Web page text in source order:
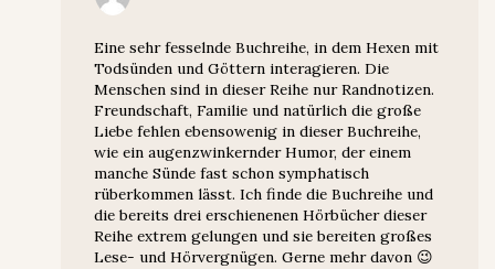
Eine sehr fesselnde Buchreihe, in dem Hexen mit
Todsünden und Göttern interagieren. Die
Menschen sind in dieser Reihe nur Randnotizen.
Freundschaft, Familie und natürlich die große
Liebe fehlen ebensowenig in dieser Buchreihe,
wie ein augenzwinkernder Humor, der einem
manche Sünde fast schon symphatisch
rüberkommen lässt. Ich finde die Buchreihe und
die bereits drei erschienenen Hörbücher dieser
Reihe extrem gelungen und sie bereiten großes
Lese- und Hörvergnügen. Gerne mehr davon 😉